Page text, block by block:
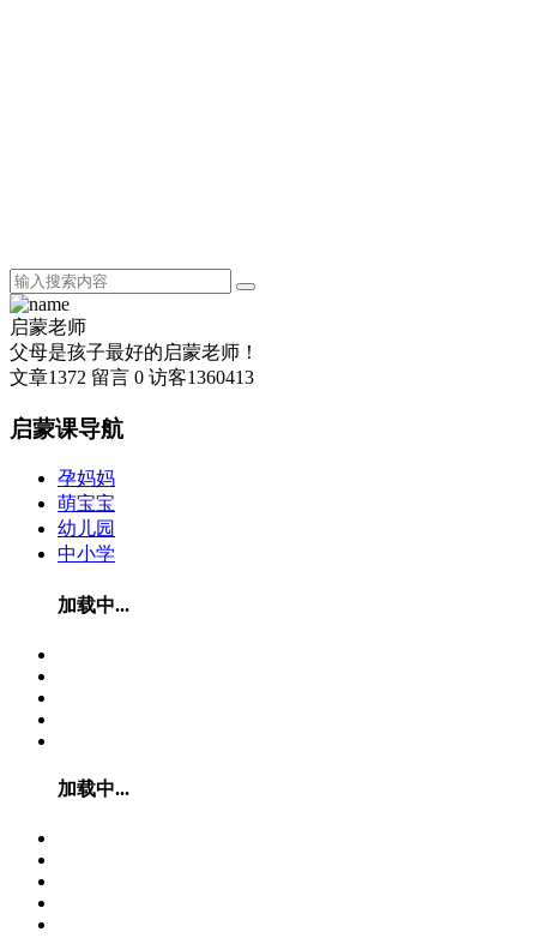
启蒙老师
父母是孩子最好的启蒙老师！
文章1372 留言 0 访客1360413
启蒙课导航
孕妈妈
萌宝宝
幼儿园
中小学
加载中...
加载中...